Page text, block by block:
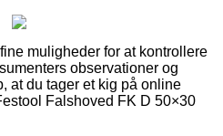
muligheder for at kontrollere
observationer og
at du tager et kig på online
Falshoved FK D 50×30